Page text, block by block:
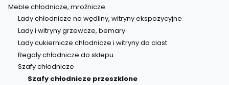
Meble chłodnicze, mroźnicze
Lady chłodnicze na wędliny, witryny ekspozycyjne
Lady i witryny grzewcze, bemary
Lady cukiernicze chłodnicze i witryny do ciast
Regały chłodnicze do sklepu
Szafy chłodnicze
Szafy chłodnicze przeszklone